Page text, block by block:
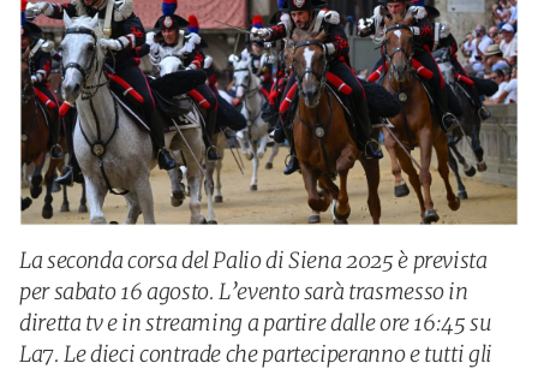
La seconda corsa del Palio di Siena 2025 è prevista
per sabato 16 agosto. L’evento sarà trasmesso in
diretta tv e in streaming a partire dalle ore 16:45 su
La7. Le dieci contrade che parteciperanno e tutti gli